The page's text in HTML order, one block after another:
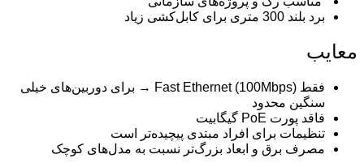
برد بلند 300 متری برای کابل‌کشی زیاد
معایب
فقط Fast Ethernet (100Mbps) → برای دوربین‌های خیلی
سنگین محدود
فاقد پورت PoE گیگابیت
تنظیمات برای افراد مبتدی پیچیده‌تر است
مصرف برق و ابعاد بزرگ‌تر نسبت به مدل‌های کوچک